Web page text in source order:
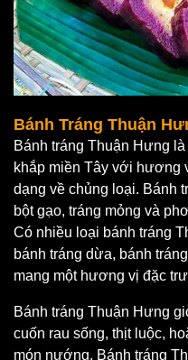
Bánh Tráng Thuận
Bánh tráng Thuận Hưng
khắp miền Tây với hương
dạng về chủng loại. Bánh
bột gạo, tráng mỏng và
Có nhiều loại bánh tráng
bánh tráng dừa, bánh
mang một hương vị đặc
Bánh tráng Thuận Hưng
cuốn rau sống, thịt luộc,
món nướng. Bánh tráng